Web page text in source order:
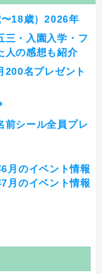
18歳）2026年
三・入園入学・フ
人の感想も紹介
200名プレゼント
前シール全員プレ
月のイベント情報
月のイベント情報